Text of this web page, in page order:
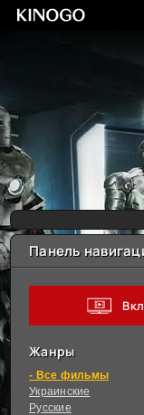
Панель
Жанры
фильмы
Украинcкие
Русские